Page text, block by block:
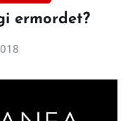
ermordet?